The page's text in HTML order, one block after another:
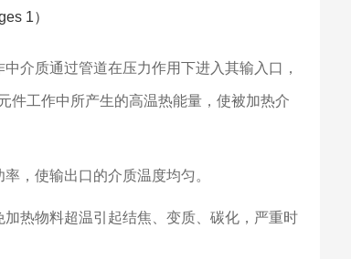
介质通过管道在压力作用下进入其输入口，
件工作中所产生的高温热能量，使被加热介
，使输出口的介质温度均匀。
热物料超温引起结焦、变质、碳化，严重时